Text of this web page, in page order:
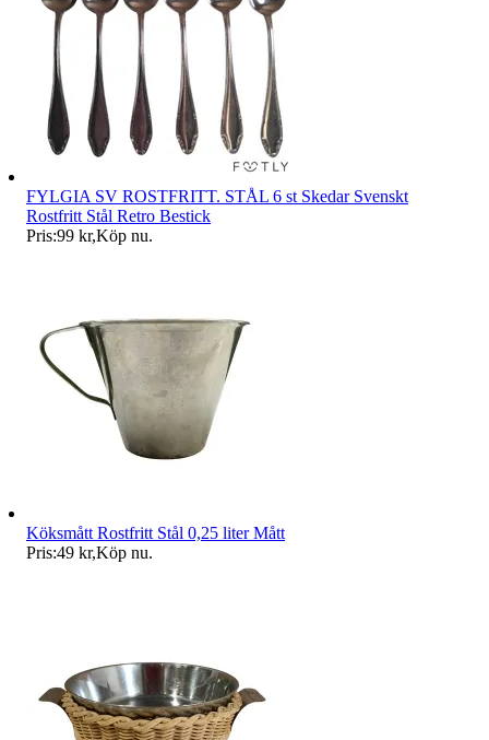
FYLGIA SV ROSTFRITT. STÅL 6 st Skedar Svenskt
Rostfritt Stål Retro Bestick
Pris:99 kr,Köp nu.
Köksmått Rostfritt Stål 0,25 liter Mått
Pris:49 kr,Köp nu.